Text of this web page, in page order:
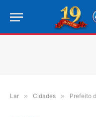
Lar » Cidades » Prefeito de